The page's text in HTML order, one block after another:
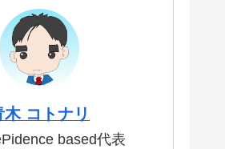
木 コトナリ
based代表